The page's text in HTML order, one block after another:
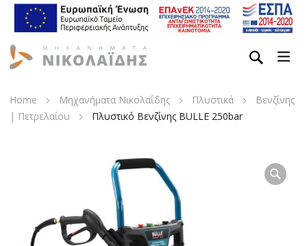
Home Μηχανήματα Νικολαΐδης Πλυστικά
Βενζίνης
| Πετρελαίου
Πλυστικό Βενζίνης BULLE 250bar